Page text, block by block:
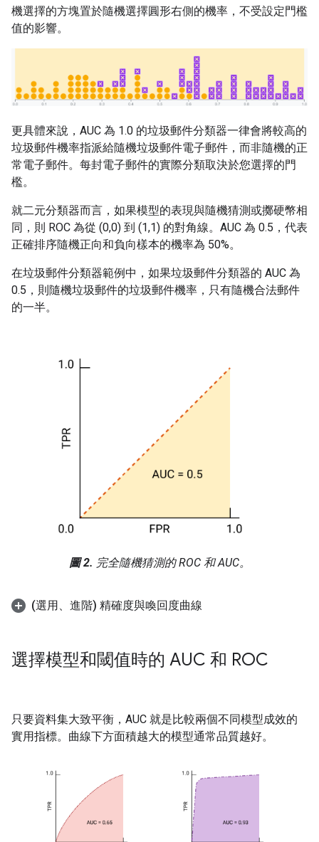
機選擇的方塊置於隨機選擇圓形右側的機率，不受設定門檻
值的影響。
更具體來說，AUC 為 1.0 的垃圾郵件分類器一律會將較高的
垃圾郵件機率指派給隨機垃圾郵件電子郵件，而非隨機的正
常電子郵件。每封電子郵件的實際分類取決於您選擇的門
檻。
就二元分類器而言，如果模型的表現與隨機猜測或擲硬幣相
同，則 ROC 為從 (0,0) 到 (1,1) 的對角線。AUC 為 0.5，代表
正確排序隨機正向和負向樣本的機率為 50%。
在垃圾郵件分類器範例中，如果垃圾郵件分類器的 AUC 為
0.5，則隨機垃圾郵件的垃圾郵件機率，只有隨機合法郵件
的一半。
圖 2. 完全隨機猜測的 ROC 和 AUC。
(選用、進階) 精確度與喚回度曲線
選擇模型和閾值時的 AUC 和 ROC
只要資料集大致平衡，AUC 就是比較兩個不同模型成效的
實用指標。曲線下方面積越大的模型通常品質越好。